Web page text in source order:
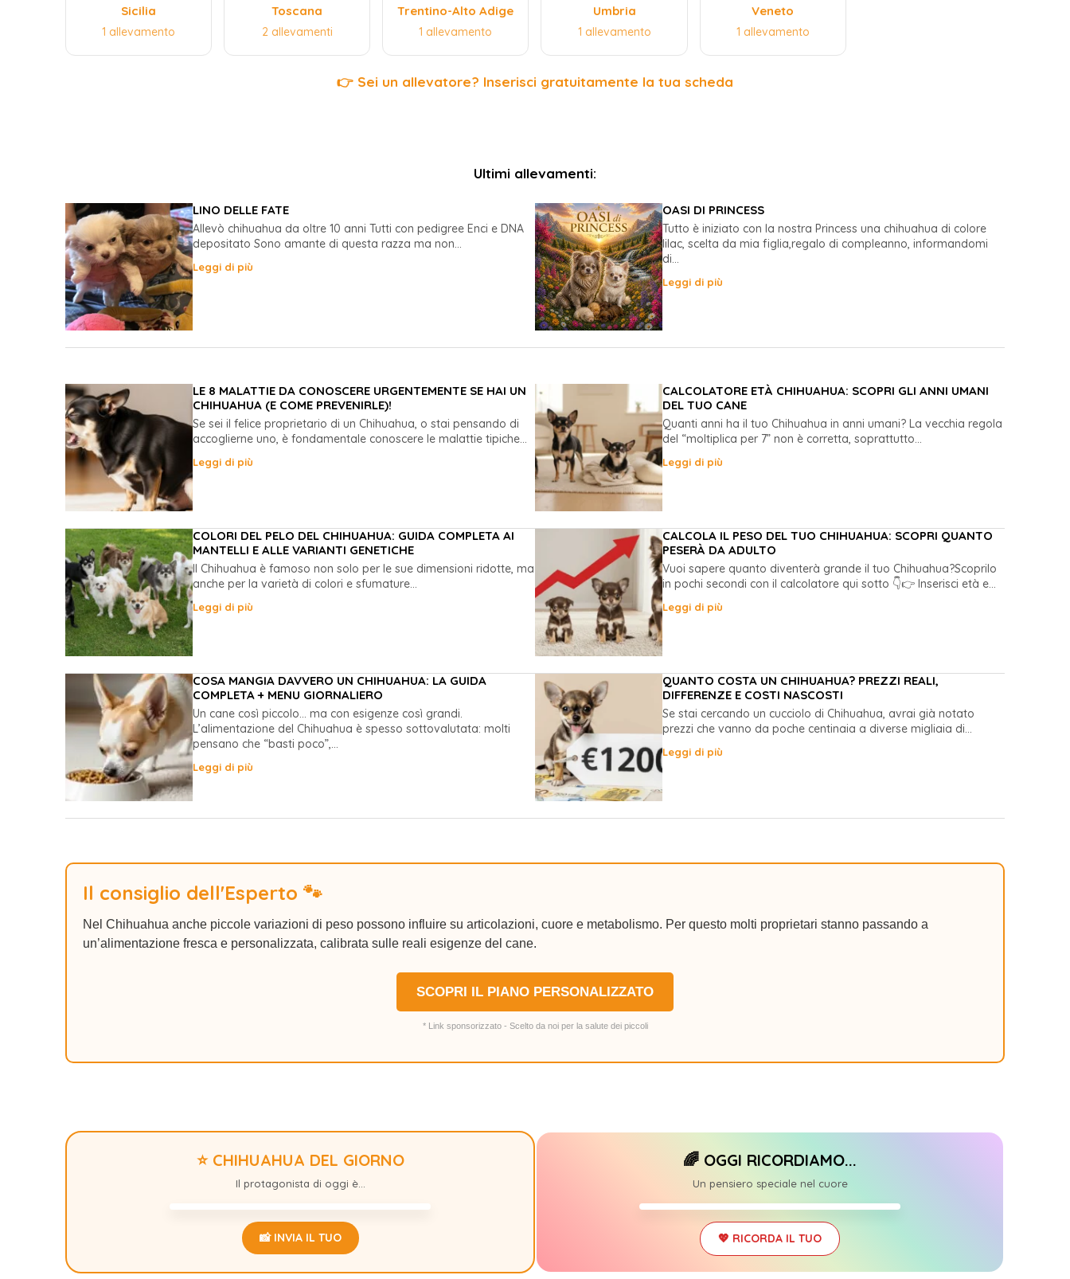
Sicilia
1 allevamento
Toscana
2 allevamenti
Trentino-Alto Adige
1 allevamento
Umbria
1 allevamento
Veneto
1 allevamento
👉 Sei un allevatore? Inserisci gratuitamente la tua scheda
Ultimi allevamenti:
LINO DELLE FATE
Allevò chihuahua da oltre 10 anni Tutti con pedigree Enci e DNA
depositato Sono amante di questa razza ma non...
Leggi di più
OASI DI PRINCESS
Tutto è iniziato con la nostra Princess una chihuahua di colore
lilac, scelta da mia figlia,regalo di compleanno, informandomi
di...
Leggi di più
LE 8 MALATTIE DA CONOSCERE URGENTEMENTE SE HAI UN
CHIHUAHUA (E COME PREVENIRLE)!
Se sei il felice proprietario di un Chihuahua, o stai pensando di
accoglierne uno, è fondamentale conoscere le malattie tipiche...
Leggi di più
CALCOLATORE ETÀ CHIHUAHUA: SCOPRI GLI ANNI UMANI
DEL TUO CANE
Quanti anni ha il tuo Chihuahua in anni umani? La vecchia regola
del “moltiplica per 7” non è corretta, soprattutto...
Leggi di più
COLORI DEL PELO DEL CHIHUAHUA: GUIDA COMPLETA AI
MANTELLI E ALLE VARIANTI GENETICHE
Il Chihuahua è famoso non solo per le sue dimensioni ridotte, ma
anche per la varietà di colori e sfumature...
Leggi di più
CALCOLA IL PESO DEL TUO CHIHUAHUA: SCOPRI QUANTO
PESERÀ DA ADULTO
Vuoi sapere quanto diventerà grande il tuo Chihuahua?Scoprilo
in pochi secondi con il calcolatore qui sotto 👇👉 Inserisci età e...
Leggi di più
COSA MANGIA DAVVERO UN CHIHUAHUA: LA GUIDA
COMPLETA + MENU GIORNALIERO
Un cane così piccolo… ma con esigenze così grandi.
L’alimentazione del Chihuahua è spesso sottovalutata: molti
pensano che “basti poco”,...
Leggi di più
QUANTO COSTA UN CHIHUAHUA? PREZZI REALI,
DIFFERENZE E COSTI NASCOSTI
Se stai cercando un cucciolo di Chihuahua, avrai già notato
prezzi che vanno da poche centinaia a diverse migliaia di...
Leggi di più
Il consiglio dell'Esperto 🐾
Nel Chihuahua anche piccole variazioni di peso possono influire su articolazioni, cuore e metabolismo. Per questo molti proprietari stanno passando a
un’alimentazione fresca e personalizzata, calibrata sulle reali esigenze del cane.
SCOPRI IL PIANO PERSONALIZZATO
* Link sponsorizzato - Scelto da noi per la salute dei piccoli
⭐ CHIHUAHUA DEL GIORNO
Il protagonista di oggi è...
📸 INVIA IL TUO
🌈 OGGI RICORDIAMO...
Un pensiero speciale nel cuore
06/01/2015-28/07/2025
ARTUR
💖 RICORDA IL TUO